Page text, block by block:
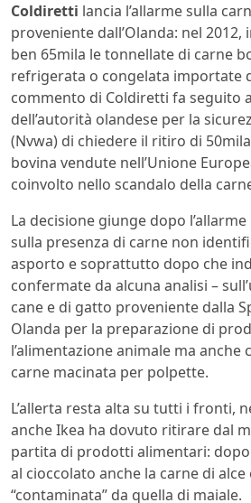
Coldiretti lancia l’allarme sulla
proveniente dall’Olanda: nel
ben 65mila le tonnellate di carne
refrigerata o congelata importate
commento di Coldiretti fa seguito
dell’autorità olandese per la
(Nvwa) di chiedere il ritiro di
bovina vendute nell’Unione
coinvolto nello scandalo della
La decisione giunge dopo
sulla presenza di carne non
asporto e soprattutto dopo che
confermate da alcuna analisi –
cane e di gatto proveniente dalla
Olanda per la preparazione di
l’alimentazione animale ma
carne macinata per polpette.
L’allerta resta alta su tutti i fronti,
anche Ikea ha dovuto ritirare dal
partita di prodotti alimentari:
al cioccolato anche la carne di
“contaminata” da quella di maiale.